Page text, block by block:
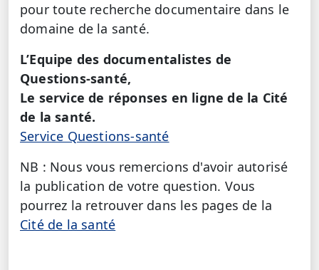
pour toute recherche documentaire dans le
domaine de la santé.
L’Equipe des documentalistes de
Questions-santé,
Le service de réponses en ligne de la Cité
de la santé.
Service Questions-santé
NB : Nous vous remercions d'avoir autorisé
la publication de votre question. Vous
pourrez la retrouver dans les pages de la
Cité de la santé